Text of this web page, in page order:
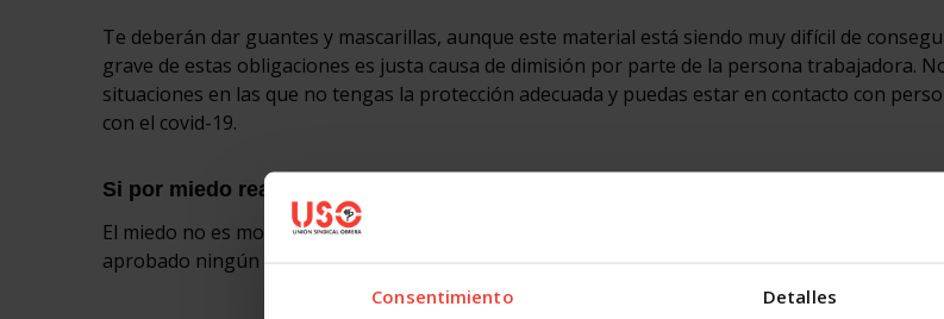
Consentimiento Detalles
Te deberán dar guantes y mascarillas, aunque este material está siendo muy difícil de
grave de estas obligaciones es justa causa de dimisión por parte de la persona trabajadora.
situaciones en las que no tengas la protección adecuada y puedas estar en contacto con
con el covid-19.
Si por miedo real y efectivo a contagiarme por el covid-19 no voy a trabajar, ¿qué
El miedo no es motivo para no ir a trabajar, por lo que te pueden despedir. Recuerda que
aprobado ningún subsidio para las empleadas de hogar.